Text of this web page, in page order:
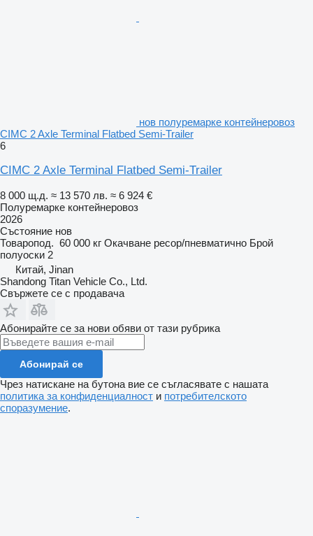
нов полуремарке контейнеровоз
CIMC 2 Axle Terminal Flatbed Semi-Trailer
6
CIMC 2 Axle Terminal Flatbed Semi-Trailer
8 000 щ.д. ≈ 13 570 лв. ≈ 6 924 €
Полуремарке контейнеровоз
2026
Състояние нов
Товаропод. 60 000 кг Окачване ресор/пневматично Брой
полуоски 2
Китай, Jinan
Shandong Titan Vehicle Co., Ltd.
Свържете се с продавача
Абонирайте се за нови обяви от тази рубрика
Абонирай се
Чрез натискане на бутона вие се съгласявате с нашата
политика за конфиденциалност и потребителското
споразумение.